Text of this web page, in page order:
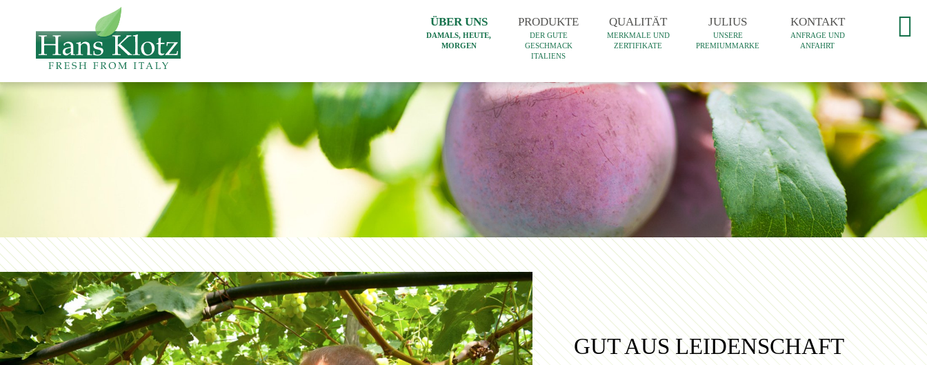
ÜBER UNS
DAMALS, HEUTE,
MORGEN
PRODUKTE
DER GUTE
GESCHMACK
ITALIENS
QUALITÄT
MERKMALE UND
ZERTIFIKATE
JULIUS
UNSERE
PREMIUMMARKE
KONTAKT
ANFRAGE UND
ANFAHRT
GUT AUS LEIDENSCHAFT